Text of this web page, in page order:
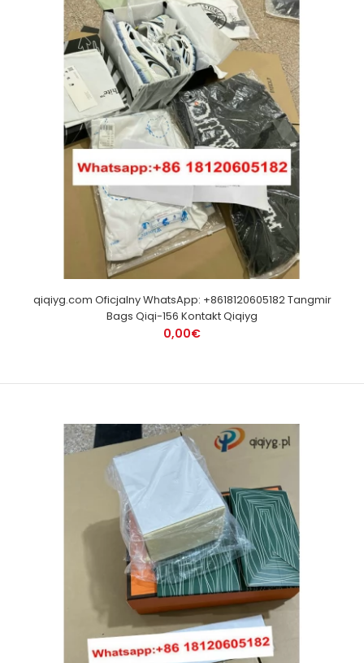
qiqiyg.com Oficjalny WhatsApp: +8618120605182 Tangmir
Bags Qiqi-156 Kontakt Qiqiyg
0,00€